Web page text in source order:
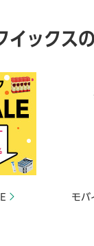
イックス
モバ